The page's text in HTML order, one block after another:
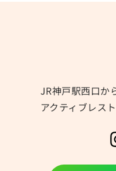
夏の身体づくり
の中身」を見て
JR神戸駅西口か
アクティブレス